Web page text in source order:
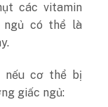
các vitamin
ngủ có thể là
nếu cơ thể bị
giấc ngủ: